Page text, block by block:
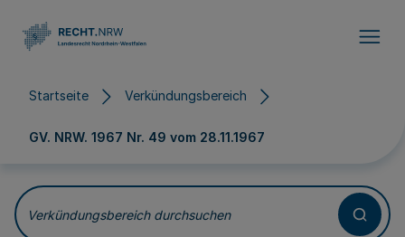
Startseite Verkündungsbereich
GV. NRW. 1967 Nr. 49 vom 28.11.1967
Verkündungsbereich durchsuchen